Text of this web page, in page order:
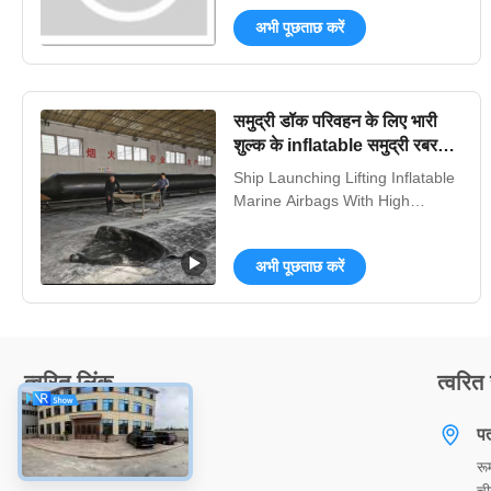
क्षमता, विस्फोट-रोधी डिज़ाइन। 10-15
साल के जीवनकाल के साथ आईएसओ
अभी पूछताछ करें
समुद्री डॉक परिवहन के लिए भारी
शुल्क के inflatable समुद्री रबर
एयरबैग
Ship Launching Lifting Inflatable
Marine Airbags With High
Product Description: Inflatable
Marine Airbags Inflatable Marine
docking. These airbags are ...
अभी पूछताछ करें
त्वरित लिंक
घर
हमारे बारे में